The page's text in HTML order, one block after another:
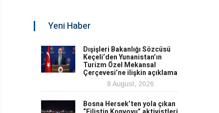
Yeni Haber
Dışişleri Bakanlığı Sözcüsü
Keçeli’den Yunanistan’ın
Turizm Özel Mekansal
Çerçevesi’ne ilişkin açıklama
8 August, 2026
Bosna Hersek’ten yola çıkan